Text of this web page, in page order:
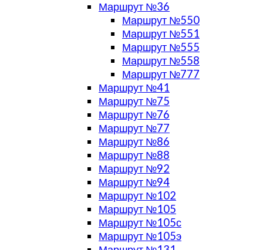
Маршрут №36
Маршрут №550
Маршрут №551
Маршрут №555
Маршрут №558
Маршрут №777
Маршрут №41
Маршрут №75
Маршрут №76
Маршрут №77
Маршрут №86
Маршрут №88
Маршрут №92
Маршрут №94
Маршрут №102
Маршрут №105
Маршрут №105с
Маршрут №105э